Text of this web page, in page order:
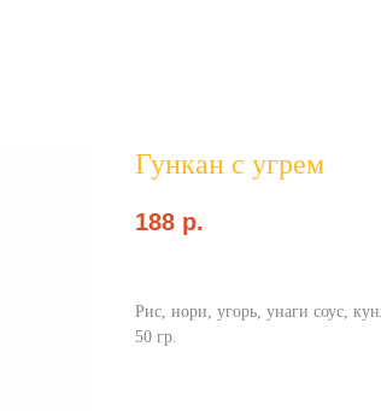
Гункан с угрем
188 p.
Рис, нори, угорь, унаги соус,
50 гр.